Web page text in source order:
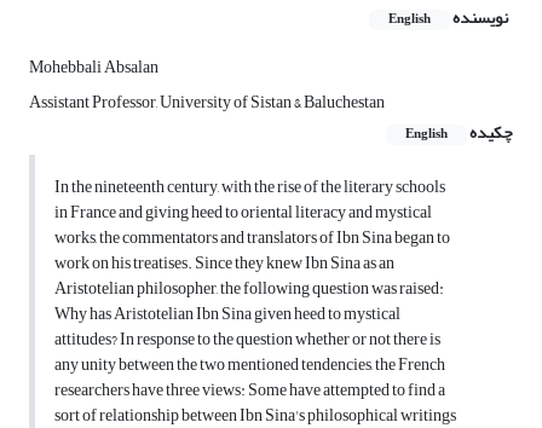
نویسنده English
Mohebbali Absalan
Assistant Professor, University of Sistan & Baluchestan
چکیده
English
In the nineteenth century, with the rise of the literary schools
in France and giving heed to oriental literacy and mystical
works, the commentators and translators of Ibn Sina began to
work on his treatises. Since they knew Ibn Sina as an
Aristotelian philosopher, the following question was raised:
Why has Aristotelian Ibn Sina given heed to mystical
attitudes? In response to the question whether or not there is
any unity between the two mentioned tendencies, the French
researchers have three views: Some have attempted to find a
sort of relationship between Ibn Sina's philosophical writings